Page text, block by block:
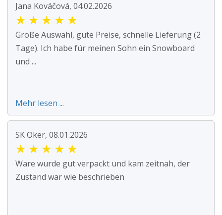
Jana Kováčová, 04.02.2026
★ ★ ★ ★ ★
Große Auswahl, gute Preise, schnelle Lieferung (2
Tage). Ich habe für meinen Sohn ein Snowboard
und ...
Mehr lesen ...
SK Oker, 08.01.2026
★ ★ ★ ★ ★
Ware wurde gut verpackt und kam zeitnah, der
Zustand war wie beschrieben